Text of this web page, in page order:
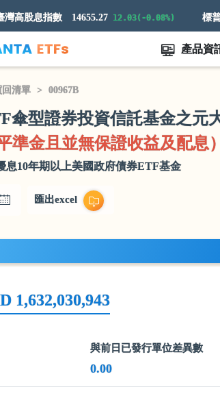
股息指數 14655.27 12.03(-0.08%)
產品資
清單 00967B
傘型證券投資信託基金之元
準金且並無保證收益及配息）
息10年期以上美國政府債券ETF基金
匯出excel
1,632,030,943
與前日已發行單位差異數
0.00